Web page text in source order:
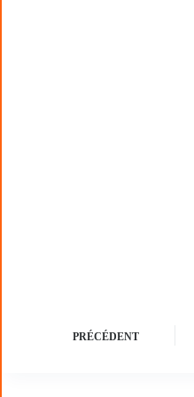
PRÉCÉDENT